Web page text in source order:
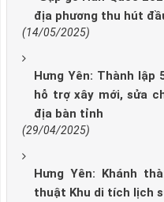
địa phương thu hút
(14/05/2025)
Hưng Yên: Thành
hỗ trợ xây mới, sửa
địa bàn tỉnh
(29/04/2025)
Hưng Yên: Khánh
thuật Khu di tích lịch